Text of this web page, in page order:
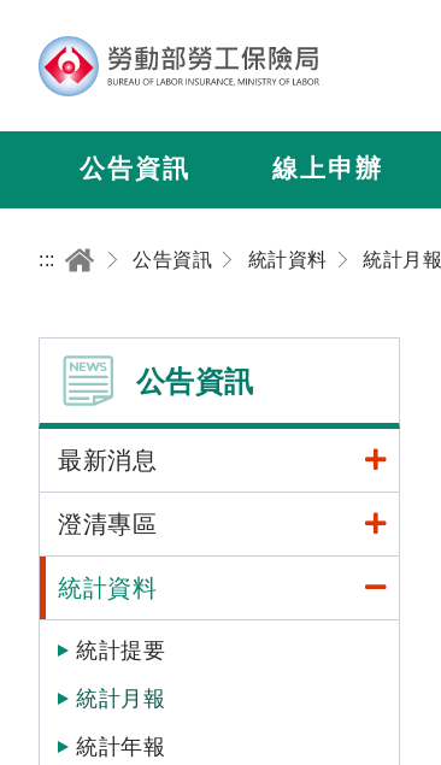
公告資訊 線上申辦
::: 公告資訊 統計資料 統計月報
公告資訊
最新消息
澄清專區
統計資料
統計提要
統計月報
統計年報